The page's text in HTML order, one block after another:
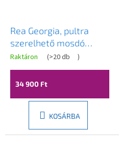
Rea Georgia, pultra
szerelhető mosdó
555×350×145 mm, bézs
kőutánzat, REA-U3542
Raktáron (>20 db )
34 900 Ft
KOSÁRBA